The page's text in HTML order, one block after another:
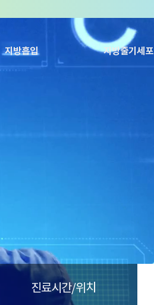
지방흡입 지방줄기세포
진료시간/위치